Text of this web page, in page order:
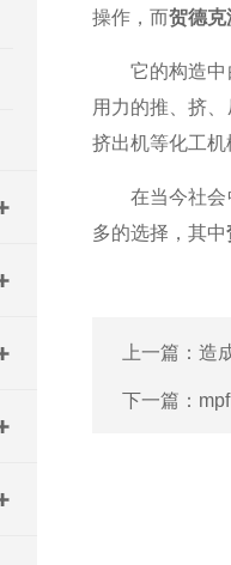
操作，而贺德克
它的构造中由
用力的推、挤
挤出机等化工
在当今社会中
多的选择，其中
上一篇： 造
下一篇：